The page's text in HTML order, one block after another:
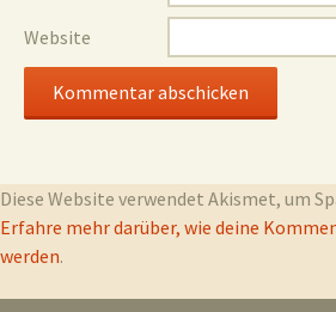
Website
Diese Website verwendet Akismet, um
Erfahre mehr darüber, wie deine
werden.